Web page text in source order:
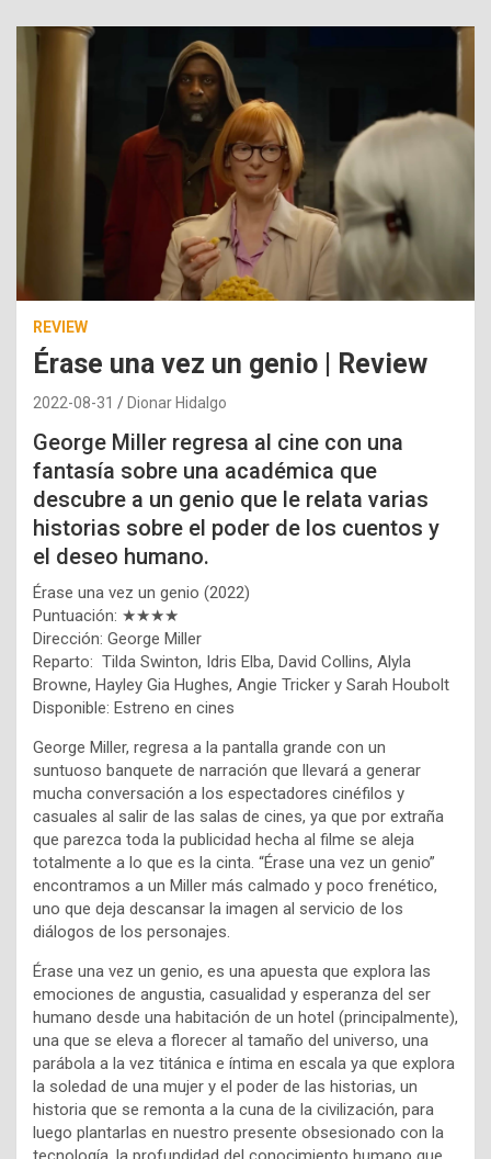
REVIEW
Érase una vez un genio | Review
2022-08-31 Dionar Hidalgo
George Miller regresa al cine con una
fantasía sobre una académica que
descubre a un genio que le relata varias
historias sobre el poder de los cuentos y
el deseo humano.
Érase una vez un genio (2022)
Puntuación: ★★★★
Dirección: George Miller
Reparto: Tilda Swinton, Idris Elba, David Collins, Alyla
Browne, Hayley Gia Hughes, Angie Tricker y Sarah Houbolt
Disponible: Estreno en cines
George Miller, regresa a la pantalla grande con un
suntuoso banquete de narración que llevará a generar
mucha conversación a los espectadores cinéfilos y
casuales al salir de las salas de cines, ya que por extraña
que parezca toda la publicidad hecha al filme se aleja
totalmente a lo que es la cinta. “Érase una vez un genio”
encontramos a un Miller más calmado y poco frenético,
uno que deja descansar la imagen al servicio de los
diálogos de los personajes.
Érase una vez un genio, es una apuesta que explora las
emociones de angustia, casualidad y esperanza del ser
humano desde una habitación de un hotel (principalmente),
una que se eleva a florecer al tamaño del universo, una
parábola a la vez titánica e íntima en escala ya que explora
la soledad de una mujer y el poder de las historias, un
historia que se remonta a la cuna de la civilización, para
luego plantarlas en nuestro presente obsesionado con la